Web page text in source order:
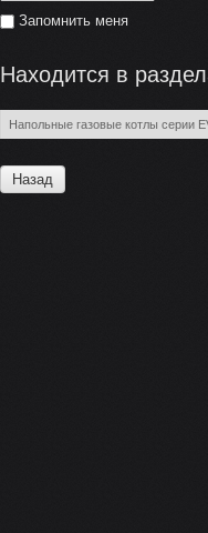
Запомнить меня
Находится в
Напольные газовые котлы серии
Назад